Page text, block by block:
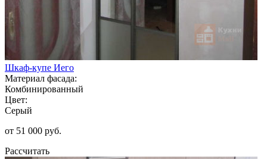
Шкаф-купе Иего
Материал фасада:
Комбинированный
Цвет:
Серый
от 51 000 руб.
Рассчитать